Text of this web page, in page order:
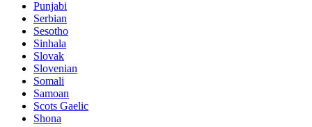
Punjabi
Serbian
Sesotho
Sinhala
Slovak
Slovenian
Somali
Samoan
Scots Gaelic
Shona